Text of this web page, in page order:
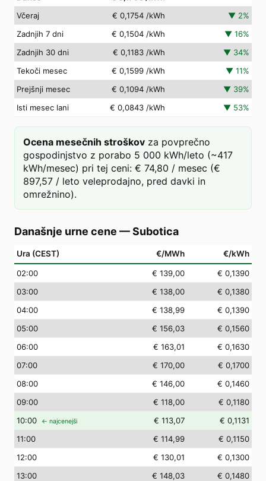
Včeraj
€ 0,1754 /kWh ▼ 2%
Zadnjih 7 dni
€ 0,1504 /kWh ▼ 16%
Zadnjih 30 dni
€ 0,1183 /kWh ▼ 34%
Tekoči mesec
€ 0,1599 /kWh ▼ 11%
Prejšnji mesec
€ 0,1094 /kWh ▼ 39%
Isti mesec lani
€ 0,0843 /kWh ▼ 53%
Ocena mesečnih stroškov za povprečno
gospodinjstvo z porabo 5 000 kWh/leto (~417
kWh/mesec) pri tej ceni: € 74,80 / mesec (€
897,57 / leto veleprodajno, pred davki in
omrežnino).
Današnje urne cene —Subotica
Ura (CEST) €/MWh €/kWh
02:00 € 139,00
€ 0,1390
03:00 € 138,00
€ 0,1380
04:00 € 138,99
€ 0,1390
05:00 € 156,03
€ 0,1560
06:00 € 163,01
€ 0,1630
07:00 € 170,00
€ 0,1700
08:00 € 146,00
€ 0,1460
09:00 € 118,00
€ 0,1180
10:00 ← najcenejši € 113,07
€ 0,1131
11:00 € 114,99
€ 0,1150
12:00 € 130,01
€ 0,1300
13:00 € 148,03
€ 0,1480